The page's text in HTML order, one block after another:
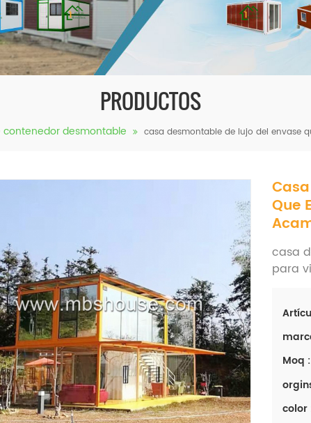
PRODUCTOS
contenedor desmontable casa desmontable de lujo del envase
Que
casa
para
Moq :
color